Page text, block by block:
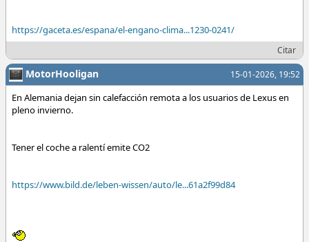
https://gaceta.es/espana/el-engano-clima...1230-0241/
Citar
15-01-2026, 19:52
MotorHooligan
En Alemania dejan sin calefacción remota a los usuarios de Lexus en
pleno invierno.
Tener el coche a ralentí emite CO2
https://www.bild.de/leben-wissen/auto/le...61a2f99d84